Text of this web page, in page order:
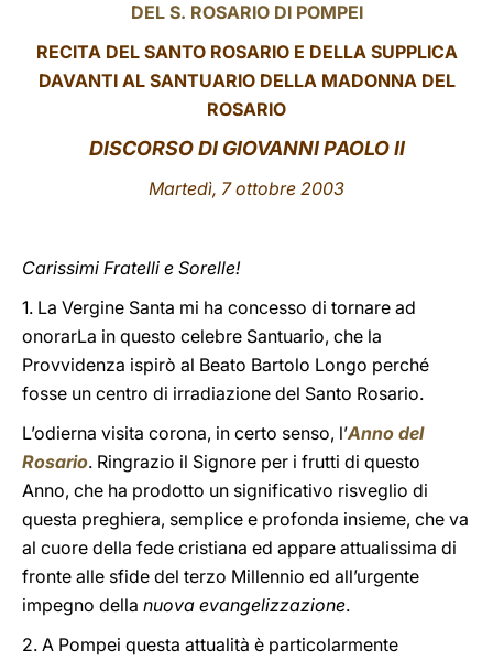
DEL S. ROSARIO DI POMPEI
RECITA DEL SANTO ROSARIO E DELLA SUPPLICA
DAVANTI AL SANTUARIO DELLA MADONNA DEL
ROSARIO
DISCORSO DI GIOVANNI PAOLO II
Martedì, 7 ottobre 2003
Carissimi Fratelli e Sorelle!
1. La Vergine Santa mi ha concesso di tornare ad
onorarLa in questo celebre Santuario, che la
Provvidenza ispirò al Beato Bartolo Longo perché
fosse un centro di irradiazione del Santo Rosario.
L’odierna visita corona, in certo senso, l’Anno del
Rosario. Ringrazio il Signore per i frutti di questo
Anno, che ha prodotto un significativo risveglio di
questa preghiera, semplice e profonda insieme, che va
al cuore della fede cristiana ed appare attualissima di
fronte alle sfide del terzo Millennio ed all’urgente
impegno della nuova evangelizzazione.
2. A Pompei questa attualità è particolarmente